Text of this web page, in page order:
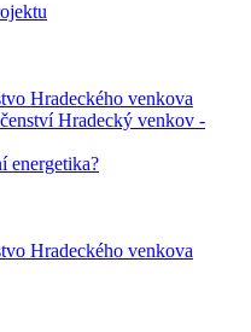
Hradeckého venkova
Hradecký venkov -
energetika?
Hradeckého venkova